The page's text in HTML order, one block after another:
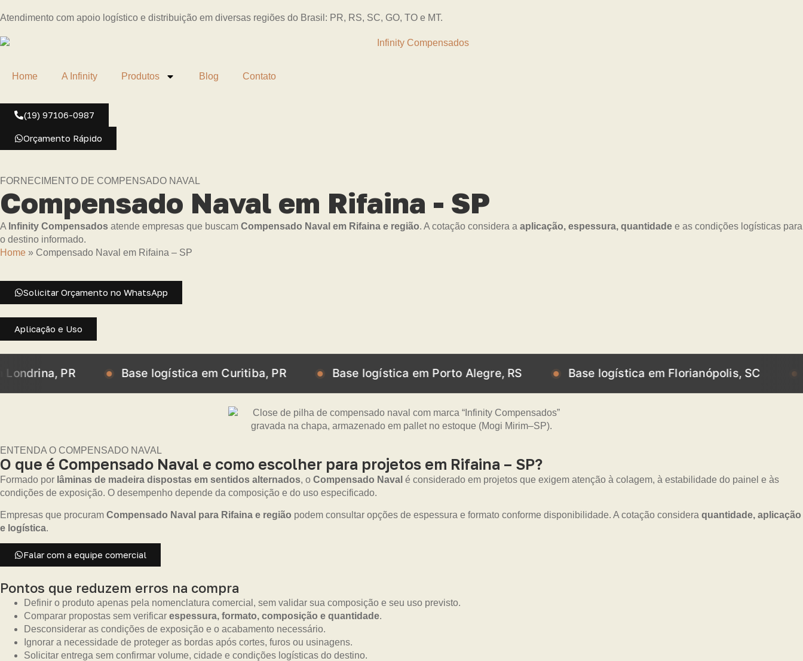
Atendimento com apoio logístico e distribuição em diversas regiões do Brasil: PR, RS, SC, GO, TO e MT.
Home A Infinity Produtos Blog Contato
(19) 97106-0987
Orçamento Rápido
FORNECIMENTO DE COMPENSADO NAVAL
Compensado Naval em Rifaina - SP
A Infinity Compensados atende empresas que buscam Compensado Naval em Rifaina e região. A cotação considera a aplicação, espessura, quantidade e as condições logísticas para
o destino informado.
Home » Compensado Naval em Rifaina – SP
Solicitar Orçamento no WhatsApp
Aplicação e Uso
PR Base logística em Curitiba, PR Base logística em Porto Alegre, RS Base logística em Florianópolis, SC Base
ENTENDA O COMPENSADO NAVAL
O que é Compensado Naval e como escolher para projetos em Rifaina – SP?
Formado por lâminas de madeira dispostas em sentidos alternados, o Compensado Naval é considerado em projetos que exigem atenção à colagem, à estabilidade do painel e às
condições de exposição. O desempenho depende da composição e do uso especificado.
Empresas que procuram Compensado Naval para Rifaina e região podem consultar opções de espessura e formato conforme disponibilidade. A cotação considera quantidade, aplicação
e logística.
Falar com a equipe comercial
Pontos que reduzem erros na compra
Definir o produto apenas pela nomenclatura comercial, sem validar sua composição e seu uso previsto.
Comparar propostas sem verificar espessura, formato, composição e quantidade.
Desconsiderar as condições de exposição e o acabamento necessário.
Ignorar a necessidade de proteger as bordas após cortes, furos ou usinagens.
Solicitar entrega sem confirmar volume, cidade e condições logísticas do destino.